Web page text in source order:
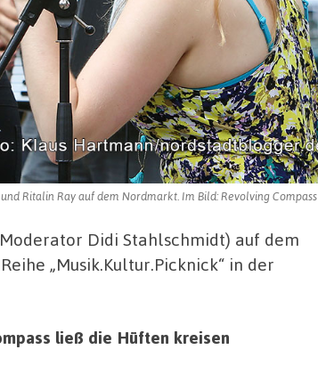
Ritalin Ray auf dem Nordmarkt. Im Bild: Revolving Compass
Didi Stahlschmidt) auf dem
„Musik.Kultur.Picknick“ in der
ließ die Hüften kreisen